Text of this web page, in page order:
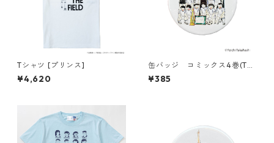
Tシャツ [プリンス]
¥4,620
缶バッジ コミックス4巻(T68
6-045)
¥385